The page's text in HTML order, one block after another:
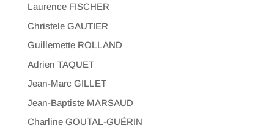
Laurence FISCHER
Christele GAUTIER
Guillemette ROLLAND
Adrien TAQUET
Jean-Marc GILLET
Jean-Baptiste MARSAUD
Charline GOUTAL-GUÉRIN